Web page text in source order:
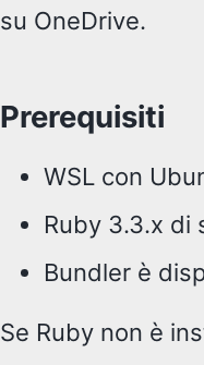
su OneDrive.
Prerequisiti
WSL con
Ruby 3.3.x di
Bundler è
Se Ruby non è